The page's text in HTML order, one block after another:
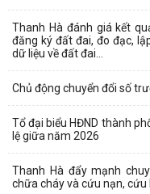
Thanh Hà đánh giá kết
đăng ký đất đai, đo đạc,
dữ liệu về đất đai...
Chủ động chuyển đổi số
Tổ đại biểu HĐND thành
lệ giữa năm 2026
Thanh Hà đẩy mạnh
chữa cháy và cứu nạn, cứu